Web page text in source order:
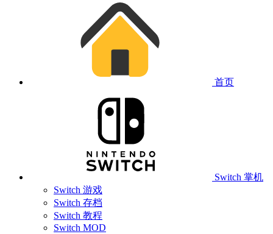
首页
Switch 掌机
Switch 游戏
Switch 存档
Switch 教程
Switch MOD